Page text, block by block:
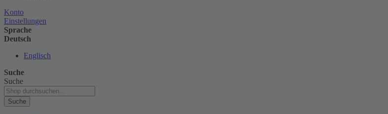
Konto
Einstellungen
Sprache
Deutsch
Englisch
Suche
Suche
Suche